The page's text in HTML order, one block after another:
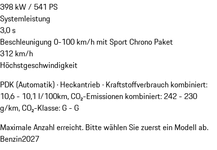
398 kW/ 541 PS
Systemleistung
3,0s
Beschleunigung 0-100 km/h mit Sport Chrono Paket
312 km/h
Höchstgeschwindigkeit
PDK (Automatik) · Heckantrieb · Kraftstoffverbrauch kombiniert:
10,6 - 10,1 l/100km, CO₂-Emissionen kombiniert: 242 - 230
g/km, CO₂-Klasse: G - G
Maximale Anzahl erreicht. Bitte wählen Sie zuerst ein Modell ab.
Benzin2027